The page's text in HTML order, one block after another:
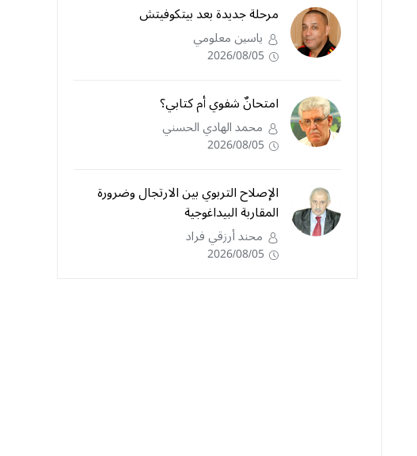
مرحلة جديدة بعد بيتكوفيتش
ياسين معلومي
2026/08/05
امتحانٌ شفوي أم كتابي؟
محمد الهادي الحسني
2026/08/05
الإصلاح التربوي بين الارتجال وضرورة
المقاربة البيداغوجية
محند أرزقي فراد
2026/08/05